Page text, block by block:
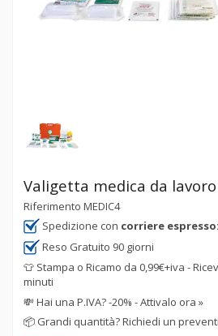
Valigetta medica da lavoro
Riferimento MEDIC4
Spedizione con corriere espresso:
Reso Gratuito 90 giorni
👕 Stampa o Ricamo da 0,99€+iva -
minuti
💸Hai una P.IVA? -20% - Attivalo ora »
📦 Grandi quantità? Richiedi un